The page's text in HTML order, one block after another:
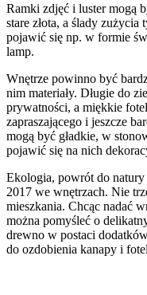
Ramki zdjęć i luster mogą
stare złota, a ślady
pojawić się np. w formie
lamp.
Wnętrze powinno być
nim materiały. Długie do
prywatności, a miękkie
zapraszającego i jeszcze
mogą być gładkie, w
pojawić się na nich
Ekologia, powrót do natury
2017 we wnętrzach. Nie
mieszkania. Chcąc nadać
można pomyśleć o
drewno w postaci
do ozdobienia kanapy i